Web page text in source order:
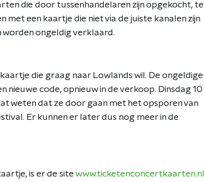
die door tussenhandelaren zijn opgekocht, te
met een kaartje die niet via de juiste kanalen zijn
worden ongeldig verklaard.
die graag naar Lowlands wil. De ongeldige
nieuwe code, opnieuw in de verkoop. Dinsdag 10
weten dat ze door gaan met het opsporen van
Er kunnen er later dus nog meer in de
is er de sitewww.ticketenconcertkaarten.nl